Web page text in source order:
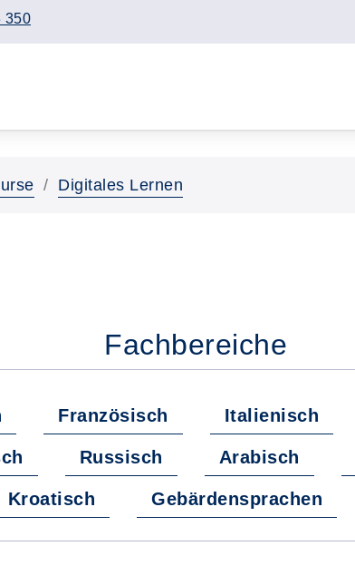
350
Digitales Lernen
Fachbereiche
Französisch Italienisch
Russisch Arabisch
Kroatisch Gebärdensprachen